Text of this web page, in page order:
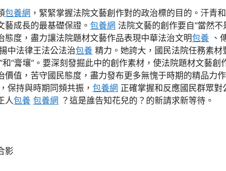
包養網 ，緊緊掌握法院文藝創作對的政治標的目的。汗青
成長的最基礎保證。 包養網 法院文藝的創作要自“當然不
態度，盡力讓法院題材文藝作品表現中華法治文明包養 、
中法律王法公法治包養 精力。她誇大，國民法院任務素材
“膏壤”。要深刻發掘此中的創作素材，使法院題材文藝創
價值，苦守國民態度，盡力發布更多無愧于時期的精品力
保持與時期同頻共振， 包養網 正確掌握和反應國民群眾對
人包養 包養網 ？這是誰告知花兒的？的新請求新等待。
影